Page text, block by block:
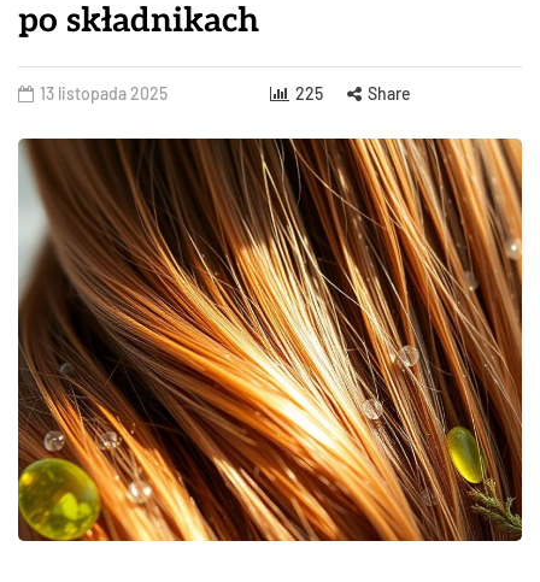
po składnikach
13 listopada 2025 225 Share